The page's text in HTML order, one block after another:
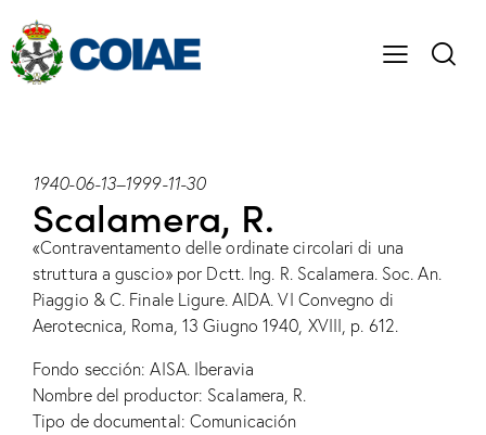
1940-06-13–1999-11-30
Scalamera, R.
«Contraventamento delle ordinate circolari di una
struttura a guscio» por Dctt. Ing. R. Scalamera. Soc. An.
Piaggio & C. Finale Ligure. AIDA. VI Convegno di
Aerotecnica, Roma, 13 Giugno 1940, XVIII, p. 612.
Fondo sección: AISA. Iberavia
Nombre del productor: Scalamera, R.
Tipo de documental: Comunicación